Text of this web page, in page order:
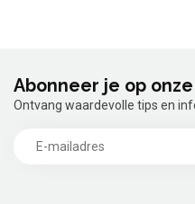
Abonneer je op
Ontvang waardevolle tips en